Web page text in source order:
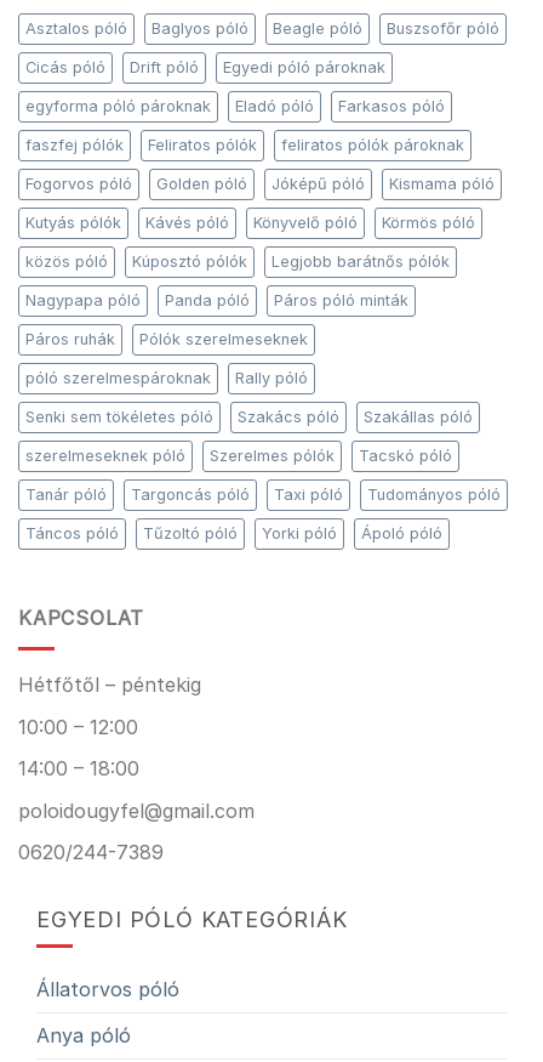
Asztalos póló Baglyos póló Beagle póló Buszsofőr póló
Cicás póló Drift póló Egyedi póló pároknak
egyforma póló pároknak Eladó póló Farkasos póló
faszfej pólók Feliratos pólók feliratos pólók pároknak
Fogorvos póló Golden póló Jóképű póló Kismama póló
Kutyás pólók Kávés póló Könyvelő póló Körmös póló
közös póló Kúposztó pólók Legjobb barátnős pólók
Nagypapa póló Panda póló Páros póló minták
Páros ruhák Pólók szerelmeseknek
póló szerelmespároknak Rally póló
Senki sem tökéletes póló Szakács póló Szakállas póló
szerelmeseknek póló Szerelmes pólók Tacskó póló
Tanár póló Targoncás póló Taxi póló Tudományos póló
Táncos póló Tűzoltó póló Yorki póló Ápoló póló
KAPCSOLAT
Hétfőtől – péntekig
10:00 – 12:00
14:00 – 18:00
poloidougyfel@gmail.com
0620/244-7389
EGYEDI PÓLÓ KATEGÓRIÁK
Állatorvos póló
Anya póló